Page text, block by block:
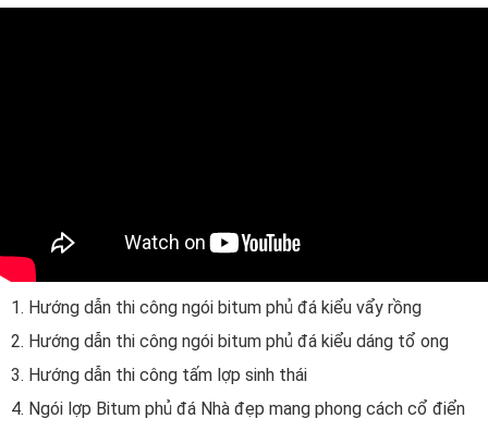
1. Hướng dẫn thi công ngói bitum phủ đá kiểu vẩy rồng
2. Hướng dẫn thi công ngói bitum phủ đá kiểu dáng tổ ong
3. Hướng dẫn thi công tấm lợp sinh thái
4. Ngói lợp Bitum phủ đá Nhà đẹp mang phong cách cổ điển